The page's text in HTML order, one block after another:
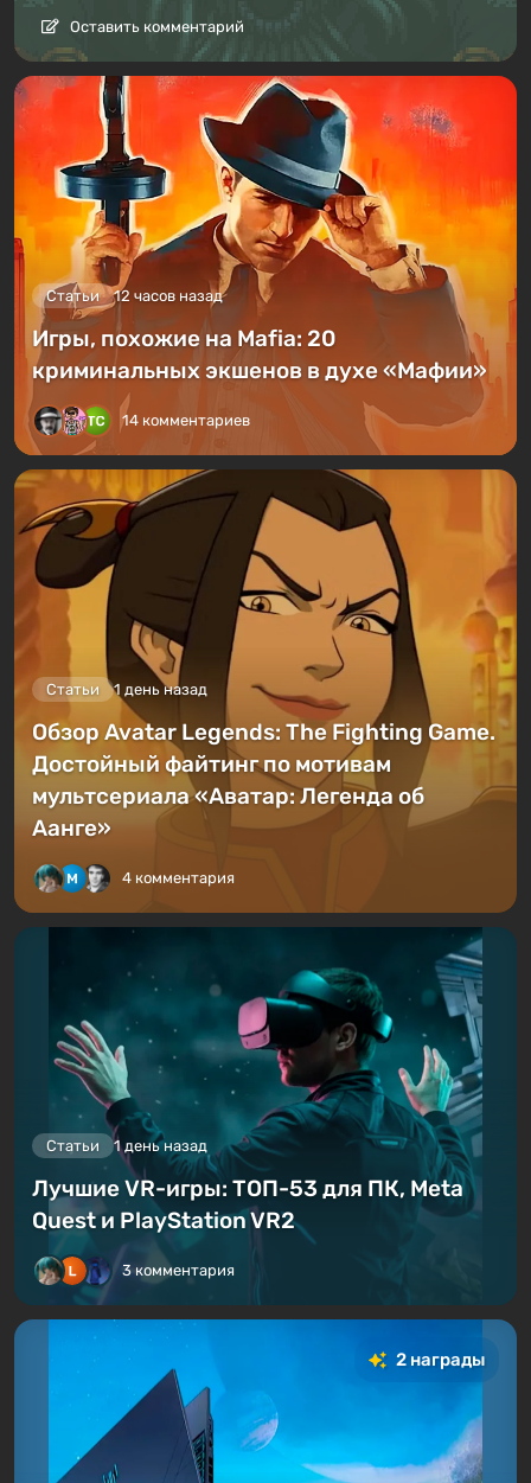
Оставить комментарий
Статьи 12 часов назад
Игры, похожие на Mafia: 20
криминальных экшенов в духе «Мафии»
14 комментариев
Статьи 1 день назад
Обзор Avatar Legends: The Fighting Game.
Достойный файтинг по мотивам
мультсериала «Аватар: Легенда об
Аанге»
4 комментария
Статьи 1 день назад
Лучшие VR-игры: ТОП-53 для ПК, Meta
Quest и PlayStation VR2
3 комментария
2 награды